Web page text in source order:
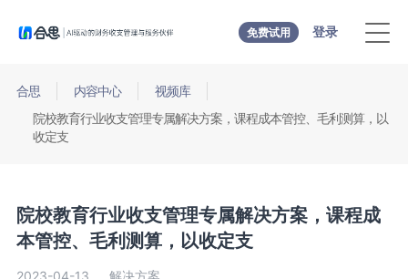
免费试用 登录
合思 内容中心
视频库
院校教育行业收支管理专属解决方案，课程成本管控、毛利测算，以
收定支
院校教育行业收支管理专属解决方案，课程成
本管控、毛利测算，以收定支
2023-04-13 解决方案